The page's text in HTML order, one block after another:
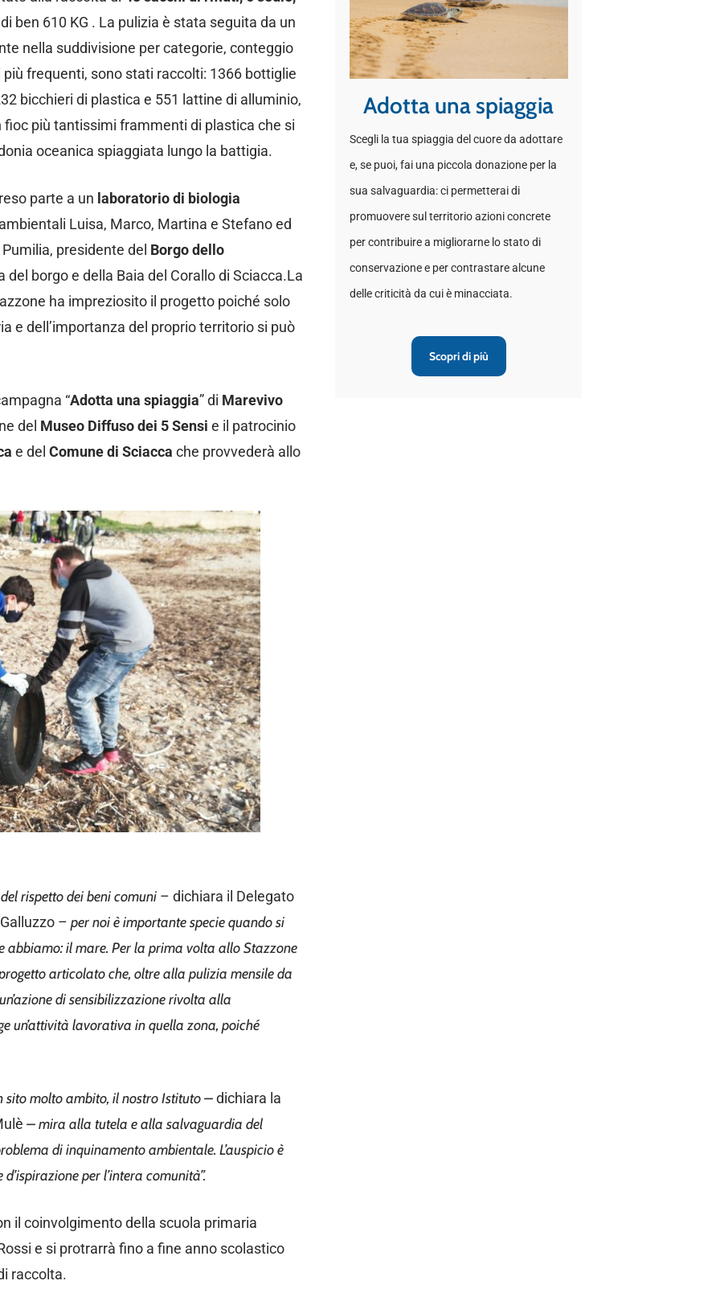
ben 610 KG . La pulizia è stata seguita da un
nella suddivisione per categorie, conteggio
frequenti, sono stati raccolti: 1366 bottiglie
bicchieri di plastica e 551 lattine di alluminio,
più tantissimi frammenti di plastica che si
oceanica spiaggiata lungo la battigia.
parte a un laboratorio di biologia
Luisa, Marco, Martina e Stefano ed
presidente del Borgo dello
del borgo e della Baia del Corallo di Sciacca.La
ha impreziosito il progetto poiché solo
e dell’importanza del proprio territorio si può
“Adotta una spiaggia” di Marevivo
del Museo Diffuso dei 5 Sensi e il patrocinio
e del Comune di Sciacca che provvederà allo
rispetto dei beni comuni – dichiara il Delegato
– per noi è importante specie quando si
il mare. Per la prima volta allo Stazzone
articolato che, oltre alla pulizia mensile da
di sensibilizzazione rivolta alla
un’attività lavorativa in quella zona, poiché
sito molto ambito, il nostro Istituto –dichiara la
– mira alla tutela e alla salvaguardia del
di inquinamento ambientale. L’auspicio è
per l’intera comunità”.
il coinvolgimento della scuola primaria
e si protrarrà fino a fine anno scolastico
raccolta.
Adotta una spiaggia
Scegli la tua spiaggia del cuore da adottare
e, se puoi, fai una piccola donazione per la
sua salvaguardia: ci permetterai di
promuovere sul territorio azioni concrete
per contribuire a migliorarne lo stato di
conservazione e per contrastare alcune
delle criticità da cui è minacciata.
Scopri di più